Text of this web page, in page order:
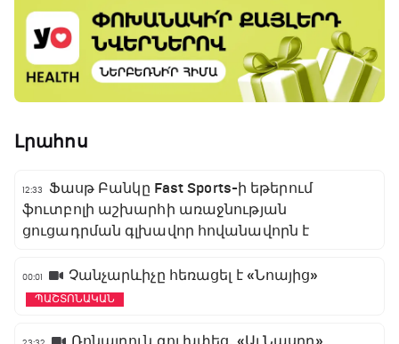
Լրահոս
12:33
Ֆասթ Բանկը Fast Sports-ի եթերում
ֆուտբոլի աշխարհի առաջնության
ցուցադրման գլխավոր հովանավորն է
00:01 Չանչարևիչը հեռացել է «Նոայից»
ՊԱՇՏՈՆԱԿԱՆ